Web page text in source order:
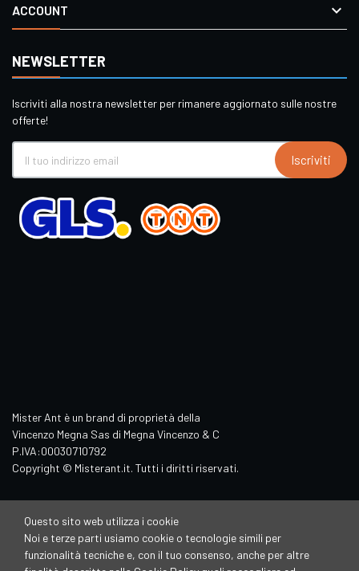
ACCOUNT 
NEWSLETTER
Iscriviti alla nostra newsletter per rimanere aggiornato sulle nostre
offerte!
Iscriviti
Mister Ant è un brand di proprietà della
Vincenzo Megna Sas di Megna Vincenzo & C
P.IVA:00030710792
Copyright © Misterant.it. Tutti i diritti riservati.
Questo sito web utilizza i cookie
Noi e terze parti usiamo cookie o tecnologie simili per
funzionalità tecniche e, con il tuo consenso, anche per altre